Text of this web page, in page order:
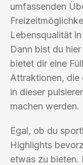
umfassenden
Lebensqualität
Dann bist du
bietet dir eine
Attraktionen, die
in dieser
machen werden.
Egal, ob du
Highlights
etwas zu bieten.